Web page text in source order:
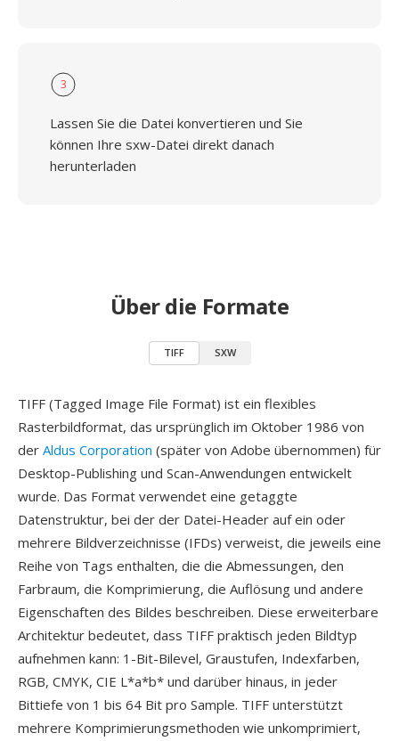
3
Lassen Sie die Datei konvertieren und Sie
können Ihre sxw-Datei direkt danach
herunterladen
Über die Formate
TIFF SXW
TIFF (Tagged Image File Format) ist ein flexibles
Rasterbildformat, das ursprünglich im Oktober 1986 von
der Aldus Corporation (später von Adobe übernommen) für
Desktop-Publishing und Scan-Anwendungen entwickelt
wurde. Das Format verwendet eine getaggte
Datenstruktur, bei der der Datei-Header auf ein oder
mehrere Bildverzeichnisse (IFDs) verweist, die jeweils eine
Reihe von Tags enthalten, die die Abmessungen, den
Farbraum, die Komprimierung, die Auflösung und andere
Eigenschaften des Bildes beschreiben. Diese erweiterbare
Architektur bedeutet, dass TIFF praktisch jeden Bildtyp
aufnehmen kann: 1-Bit-Bilevel, Graustufen, Indexfarben,
RGB, CMYK, CIE L*a*b* und darüber hinaus, in jeder
Bittiefe von 1 bis 64 Bit pro Sample. TIFF unterstützt
mehrere Komprimierungsmethoden wie unkomprimiert,